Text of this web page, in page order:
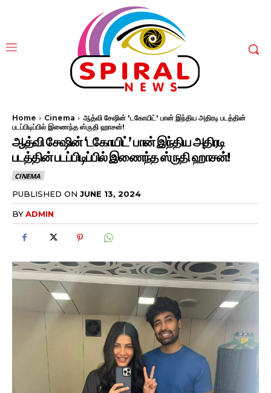
Home Cinema
ஆத்வி சேஷின் 'டகோயிட்' பான் இந்திய அதிரடி படத்தின்
படப்பிடிப்பில் இணைந்த ஸ்ருதி ஹாசன்!
ஆத்வி சேஷின் ‘டகோயிட்’ பான் இந்திய அதிரடி
படத்தின் படப்பிடிப்பில் இணைந்த ஸ்ருதி ஹாசன்!
CINEMA
PUBLISHED ON JUNE 13, 2024
BYADMIN